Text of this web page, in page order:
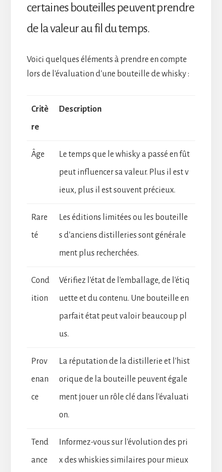
certaines bouteilles peuvent prendre
de la valeur au fil du temps.
Voici quelques éléments à prendre en compte
lors de l'évaluation d'une bouteille de whisky :
Critè
re
Description
Âge
Le temps que le whisky a passé en fût
peut influencer sa valeur. Plus il est v
ieux, plus il est souvent précieux.
Rare
té
Les éditions limitées ou les bouteille
s d'anciens distilleries sont générale
ment plus recherchées.
Cond
ition
Vérifiez l'état de l'emballage, de l'étiq
uette et du contenu. Une bouteille en
parfait état peut valoir beaucoup pl
us.
Prov
enan
ce
La réputation de la distillerie et l'hist
orique de la bouteille peuvent égale
ment jouer un rôle clé dans l'évaluati
on.
Tend
ance
Informez-vous sur l'évolution des pri
x des whiskies similaires pour mieux